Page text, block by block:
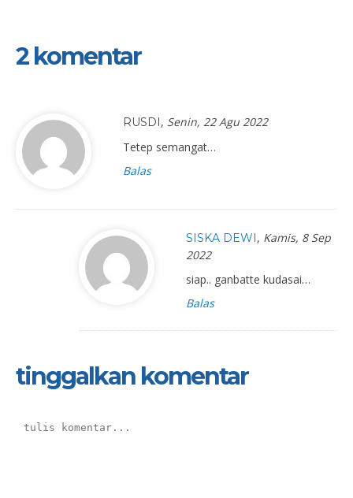
2 komentar
RUSDI, Senin, 22 Agu 2022
Tetep semangat…
Balas
SISKA DEWI, Kamis, 8 Sep
2022
siap.. ganbatte kudasai…
Balas
tinggalkan komentar